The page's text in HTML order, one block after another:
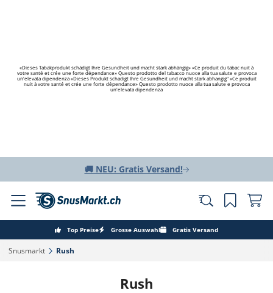
«Dieses Tabakprodukt schädigt Ihre Gesundheit und macht stark abhängig» «Ce produit du tabac nuit à
votre santé et crée une forte dépendance» Questo prodotto del tabacco nuoce alla tua salute e provoca
un'elevata dipendenza «Dieses Produkt schadigt Ihre Gesundheit und macht stark abhangig" «Ce produit
nuit à votre santé et crée une forte dépendance» Questo prodotto nuoce alla tua salute e provoca
un'elevata dipendenza
🚚 NEU: Gratis Versand!
Top Preise Grosse Auswahl Gratis Versand
Snusmarkt‎ Rush‎
Rush